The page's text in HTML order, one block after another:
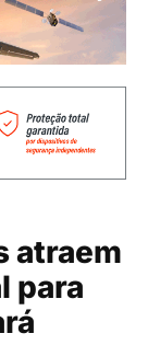
atraem
para